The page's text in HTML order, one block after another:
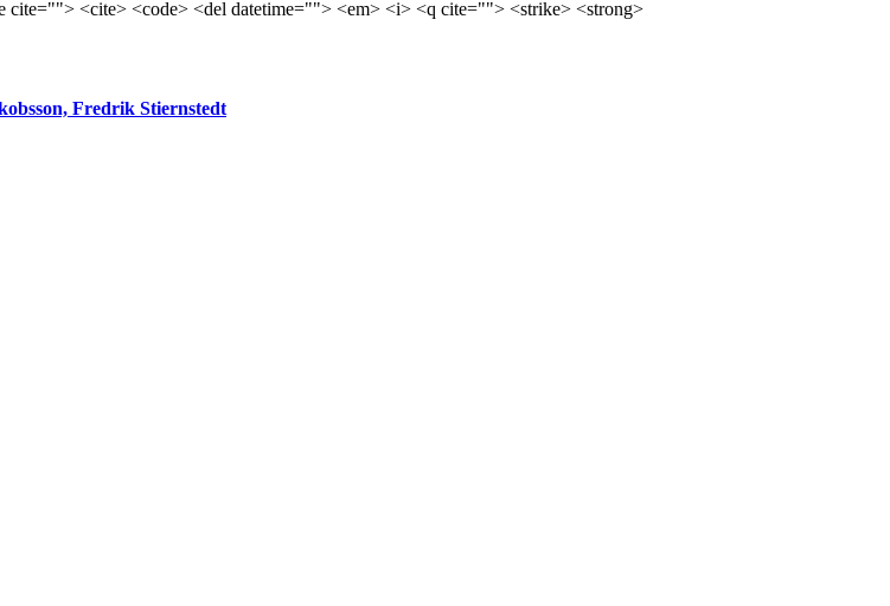
<cite> <code> <del datetime=""> <em> <i> <q cite=""> <strike> <strong>
Fredrik Stiernstedt